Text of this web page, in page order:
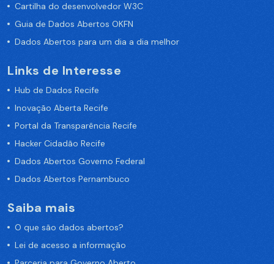
Cartilha do desenvolvedor W3C
Guia de Dados Abertos OKFN
Dados Abertos para um dia a dia melhor
Links de Interesse
Hub de Dados Recife
Inovação Aberta Recife
Portal da Transparência Recife
Hacker Cidadão Recife
Dados Abertos Governo Federal
Dados Abertos Pernambuco
Saiba mais
O que são dados abertos?
Lei de acesso a informação